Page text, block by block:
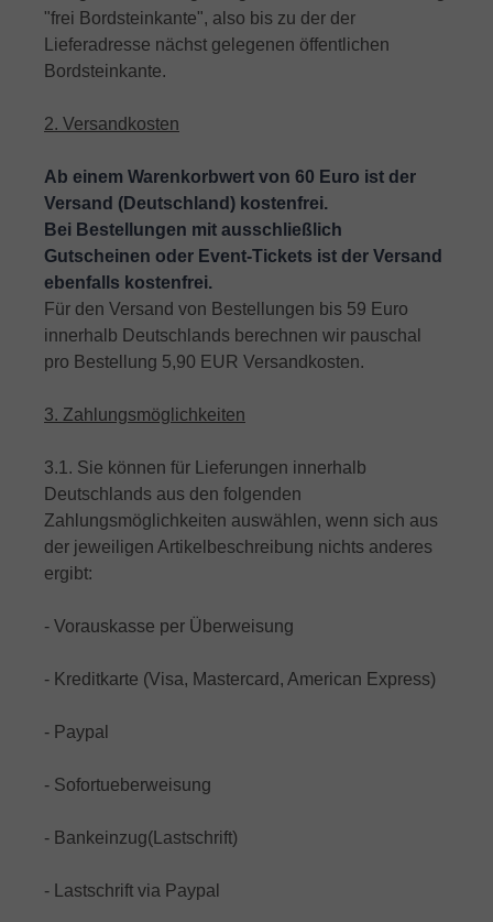
"frei Bordsteinkante", also bis zu der der
Lieferadresse nächst gelegenen öffentlichen
Bordsteinkante.
2. Versandkosten
Ab einem Warenkorbwert von 60 Euro ist der
Versand (Deutschland) kostenfrei.
Bei Bestellungen mit ausschließlich
Gutscheinen oder Event-Tickets ist der Versand
ebenfalls kostenfrei.
Für den Versand von Bestellungen bis 59 Euro
innerhalb Deutschlands berechnen wir pauschal
pro Bestellung 5,90 EUR Versandkosten.
3. Zahlungsmöglichkeiten
3.1. Sie können für Lieferungen innerhalb
Deutschlands aus den folgenden
Zahlungsmöglichkeiten auswählen, wenn sich aus
der jeweiligen Artikelbeschreibung nichts anderes
ergibt:
- Vorauskasse per Überweisung
- Kreditkarte (Visa, Mastercard, American Express)
- Paypal
- Sofortueberweisung
- Bankeinzug(Lastschrift)
- Lastschrift via Paypal